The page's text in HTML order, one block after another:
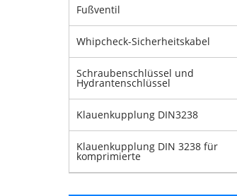
Fußventil
Whipcheck-Sicherheitskabel
Schraubenschlüssel und
Hydrantenschlüssel
Klauenkupplung DIN3238
Klauenkupplung DIN 3238 für
komprimierte